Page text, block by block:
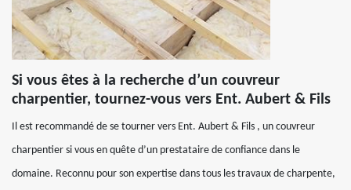
Si vous êtes à la recherche d’un couvreur
charpentier, tournez-vous vers Ent. Aubert & Fils
Il est recommandé de se tourner vers Ent. Aubert & Fils , un couvreur
charpentier si vous en quête d’un prestataire de confiance dans le
domaine. Reconnu pour son expertise dans tous les travaux de charpente,